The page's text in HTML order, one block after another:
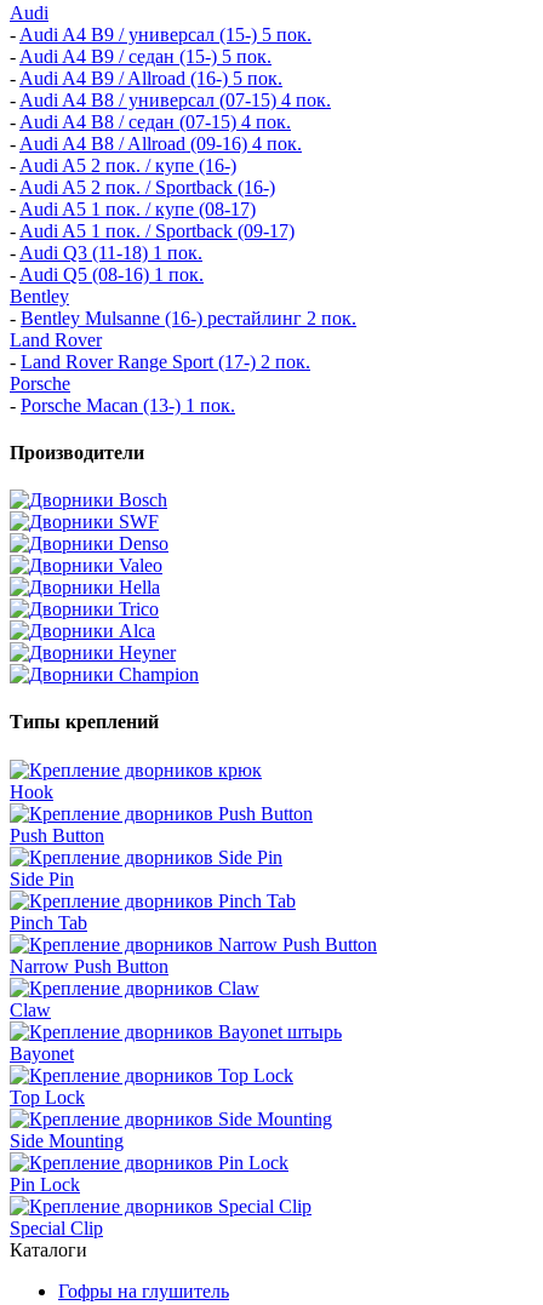
Audi
- Audi A4 B9 / универсал (15-) 5 пок.
- Audi A4 B9 / седан (15-) 5 пок.
- Audi A4 B9 / Allroad (16-) 5 пок.
- Audi A4 B8 / универсал (07-15) 4 пок.
- Audi A4 B8 / седан (07-15) 4 пок.
- Audi A4 B8 / Allroad (09-16) 4 пок.
- Audi A5 2 пок. / купе (16-)
- Audi A5 2 пок. / Sportback (16-)
- Audi A5 1 пок. / купе (08-17)
- Audi A5 1 пок. / Sportback (09-17)
- Audi Q3 (11-18) 1 пок.
- Audi Q5 (08-16) 1 пок.
Bentley
- Bentley Mulsanne (16-) рестайлинг 2 пок.
Land Rover
- Land Rover Range Sport (17-) 2 пок.
Porsche
- Porsche Macan (13-) 1 пок.
Производители
Типы креплений
Hook
Push Button
Side Pin
Pinch Tab
Narrow Push Button
Claw
Bayonet
Top Lock
Side Mounting
Pin Lock
Special Clip
Каталоги
Гофры на глушитель